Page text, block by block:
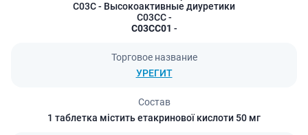
C03C- Высокоактивные диуретики
C03CC-
C03CC01 -
Торговое название
УРЕГИТ
Состав
1 таблетка містить етакринової кислоти 50 мг